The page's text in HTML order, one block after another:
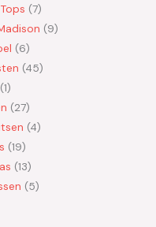
7
9
6
45
1
27
4
19
13
5